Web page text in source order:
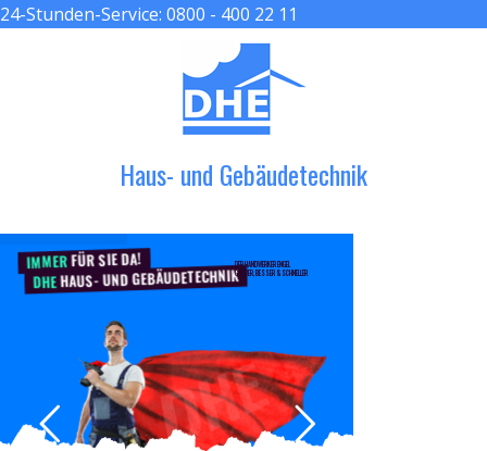
24-Stunden-Service: 0800 - 400 22 11
Haus- und Gebäudetechnik
IMMERFÜR SIE DA!
DHEHAUS- UND GEBÄUDETECHNIK
DER HANDWERKER ENGEL
GRÖßER, BESSER & SCHNELLER